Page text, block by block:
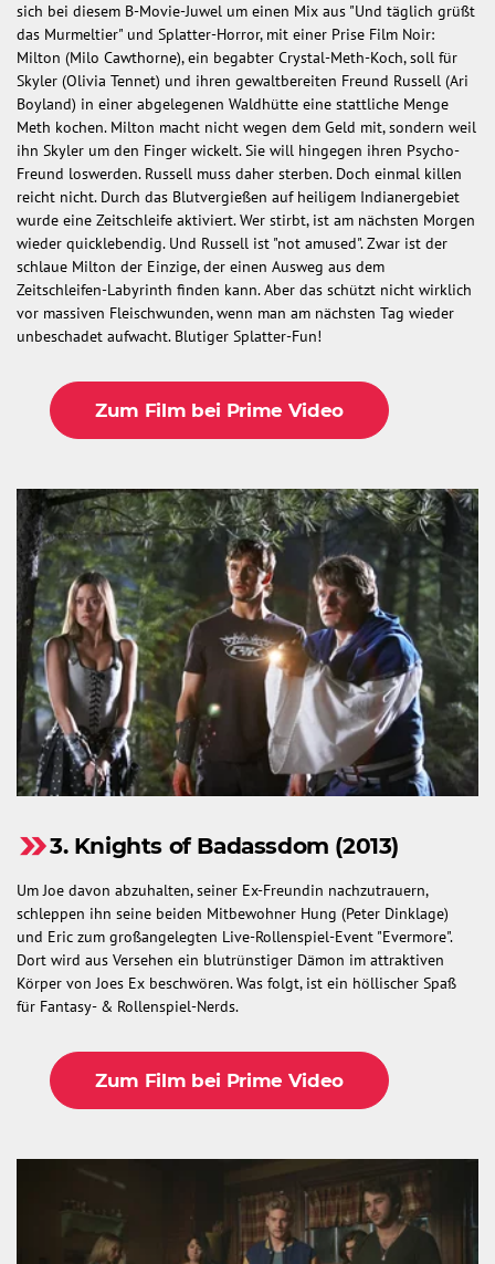
sich bei diesem B-Movie-Juwel um einen Mix aus "Und täglich grüßt
das Murmeltier" und Splatter-Horror, mit einer Prise Film Noir:
Milton (Milo Cawthorne), ein begabter Crystal-Meth-Koch, soll für
Skyler (Olivia Tennet) und ihren gewaltbereiten Freund Russell (Ari
Boyland) in einer abgelegenen Waldhütte eine stattliche Menge
Meth kochen. Milton macht nicht wegen dem Geld mit, sondern weil
ihn Skyler um den Finger wickelt. Sie will hingegen ihren Psycho-
Freund loswerden. Russell muss daher sterben. Doch einmal killen
reicht nicht. Durch das Blutvergießen auf heiligem Indianergebiet
wurde eine Zeitschleife aktiviert. Wer stirbt, ist am nächsten Morgen
wieder quicklebendig. Und Russell ist "not amused". Zwar ist der
schlaue Milton der Einzige, der einen Ausweg aus dem
Zeitschleifen-Labyrinth finden kann. Aber das schützt nicht wirklich
vor massiven Fleischwunden, wenn man am nächsten Tag wieder
unbeschadet aufwacht. Blutiger Splatter-Fun!
Zum Film bei Prime Video
3. Knights of Badassdom (2013)
Um Joe davon abzuhalten, seiner Ex-Freundin nachzutrauern,
schleppen ihn seine beiden Mitbewohner Hung (Peter Dinklage)
und Eric zum großangelegten Live-Rollenspiel-Event "Evermore".
Dort wird aus Versehen ein blutrünstiger Dämon im attraktiven
Körper von Joes Ex beschwören. Was folgt, ist ein höllischer Spaß
für Fantasy- & Rollenspiel-Nerds.
Zum Film bei Prime Video